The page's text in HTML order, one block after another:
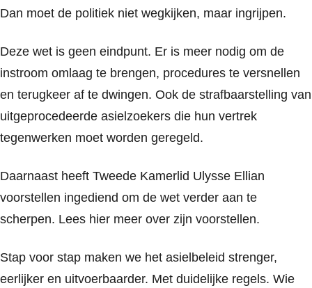
Dan moet de politiek niet wegkijken, maar ingrijpen.
Deze wet is geen eindpunt. Er is meer nodig om de
instroom omlaag te brengen, procedures te versnellen
en terugkeer af te dwingen. Ook de strafbaarstelling van
uitgeprocedeerde asielzoekers die hun vertrek
tegenwerken moet worden geregeld.
Daarnaast heeft Tweede Kamerlid Ulysse Ellian
voorstellen ingediend om de wet verder aan te
scherpen. Lees hier meer over zijn voorstellen.
Stap voor stap maken we het asielbeleid strenger,
eerlijker en uitvoerbaarder. Met duidelijke regels. Wie